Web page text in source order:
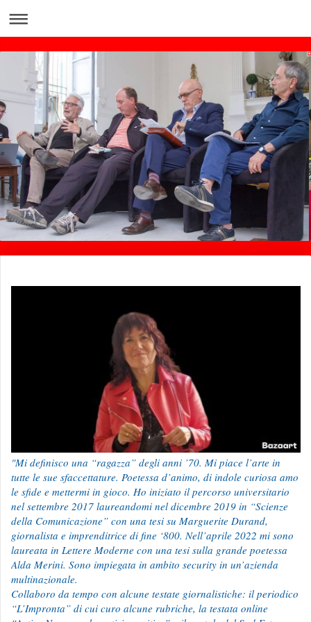
"Mi definisco una “ragazza” degli anni ’70. Mi piace l’arte in
tutte le sue sfaccettature. Poetessa d’animo, di indole curiosa amo
le sfide e mettermi in gioco. Ho iniziato il percorso universitario
nel settembre 2017 laureandomi nel dicembre 2019 in “Scienze
della Comunicazione” con una tesi su Marguerite Durand,
giornalista e imprenditrice di fine ‘800. Nell’aprile 2022 mi sono
laureata in Lettere Moderne con una tesi sulla grande poetessa
Alda Merini. Sono impiegata in ambito security in un’azienda
multinazionale.
Collaboro da tempo con alcune testate giornalistiche: il periodico
“L’Impronta” di cui curo alcune rubriche, la testata online